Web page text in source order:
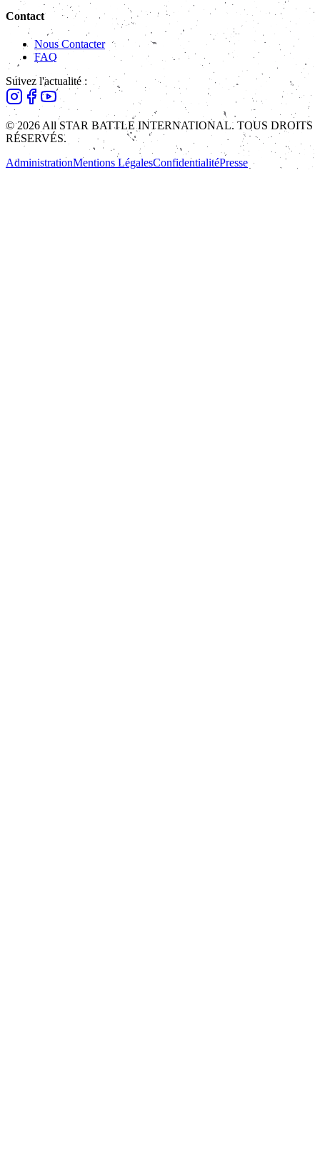
Contact
Nous Contacter
FAQ
Suivez l'actualité :
© 2026 All STAR BATTLE INTERNATIONAL. TOUS DROITS
RÉSERVÉS.
AdministrationMentions LégalesConfidentialitéPresse